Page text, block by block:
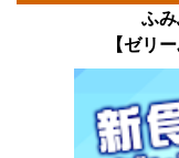
ふ
【ゼリ